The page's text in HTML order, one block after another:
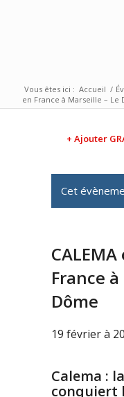
Vous êtes ici : Accueil /
en France à Marseille – Le
+ Ajouter
Cet
France
Dôme
19 février à
Calema :
conquiert